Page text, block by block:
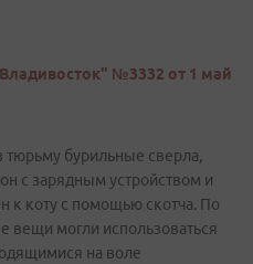
№3332 от 1 май
тюрьму бурильные сверла,
с зарядным устройством и
к коту с помощью скотча. По
вещи могли использоваться
на воле